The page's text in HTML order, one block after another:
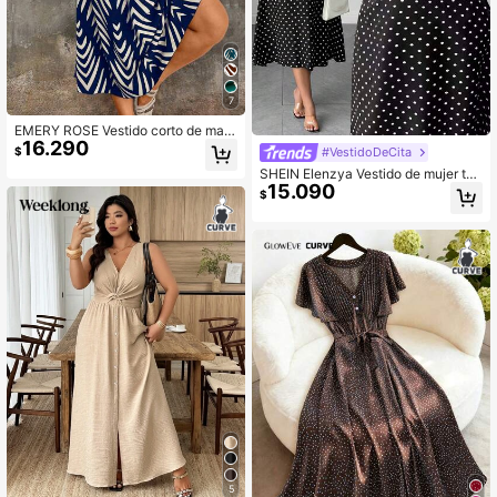
7
EMERY ROSE Vestido corto de man
ga corta con estampado elegante, d
e verano
$16.290
5
#VestidoDeCita
SHEIN Elenzya Vestido de mujer tall
a grande con estampado de lunares
en gasa y cintura ceñida
$15.090